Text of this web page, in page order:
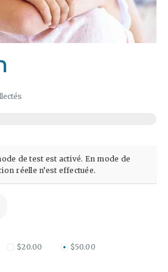
de test est activé. En mode de
réelle n’est effectuée.
$20.00 $50.00